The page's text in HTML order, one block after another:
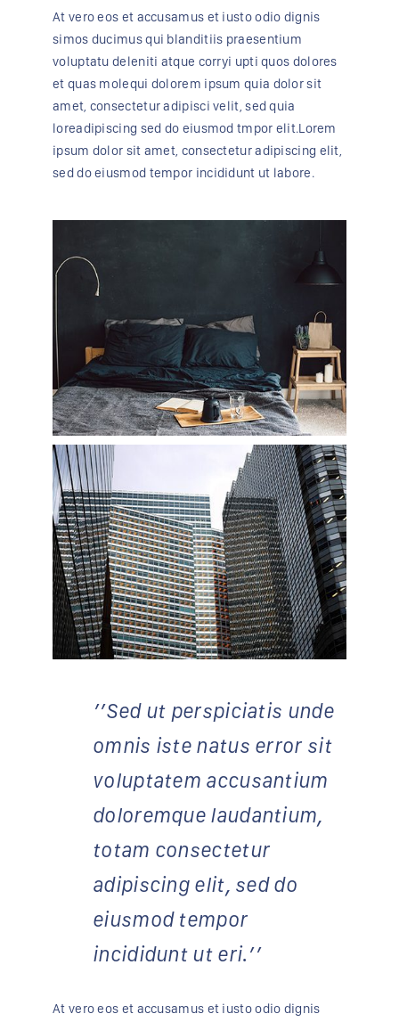
At vero eos et accusamus et iusto odio dignis
simos ducimus qui blanditiis praesentium
voluptatu deleniti atque corryi upti quos dolores
et quas molequi dolorem ipsum quia dolor sit
amet, consectetur adipisci velit, sed quia
loreadipiscing sed do eiusmod tmpor elit.Lorem
ipsum dolor sit amet, consectetur adipiscing elit,
sed do eiusmod tempor incididunt ut labore.
’’Sed ut perspiciatis unde
omnis iste natus error sit
voluptatem accusantium
doloremque laudantium,
totam consectetur
adipiscing elit, sed do
eiusmod tempor
incididunt ut eri.’’
At vero eos et accusamus et iusto odio dignis